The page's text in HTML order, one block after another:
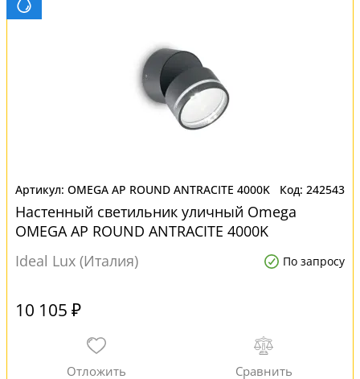
OMEGA AP ROUND ANTRACITE 4000K 242543
Настенный светильник уличный Omega
OMEGA AP ROUND ANTRACITE 4000K
Ideal Lux (Италия)
По запросу
10 105 ₽